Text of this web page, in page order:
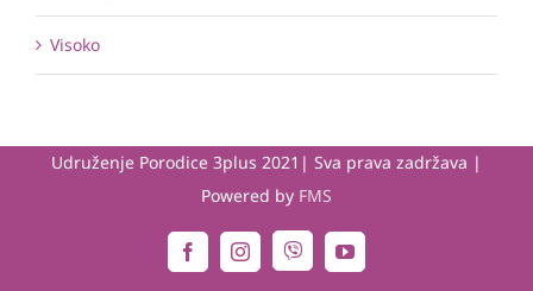
Visoko
Udruženje Porodice 3plus 2021| Sva prava zadržava |
Powered by FMS
FacebookInstagramViber YouTube